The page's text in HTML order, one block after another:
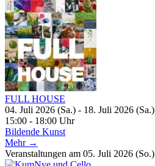
FULL HOUSE
04. Juli 2026 (Sa.) - 18. Juli 2026 (Sa.)
15:00 - 18:00 Uhr
Bildende Kunst
Mehr →
Veranstaltungen am 05. Juli 2026 (So.)